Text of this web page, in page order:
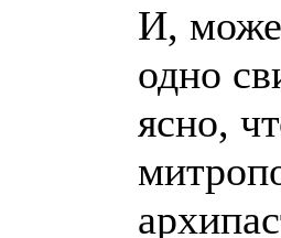
И,
одно
ясно,